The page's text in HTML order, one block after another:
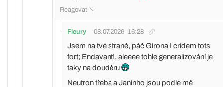
Reagovat
Fleury 08.07.2026 16:28
Jsem na tvé straně, páč Girona I cridem tots
fort; Endavant!, aleeee tohle generalizování je
taky na douděru
Neutron třeba a Janinho jsou podle mě